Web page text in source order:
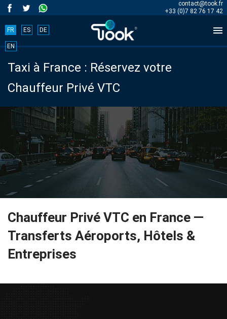
contact@took.fr
+33 (0)7 82 76 17 42

FR ES DE
EN
Taxi à France : Réservez votre
Chauffeur Privé VTC
Book
your
trip
now!
BOOK
NOW
Accueil
Réservation
Services
de
Chauffeur Privé VTC en France —
Transferts Aéroports, Hôtels &
Entreprises